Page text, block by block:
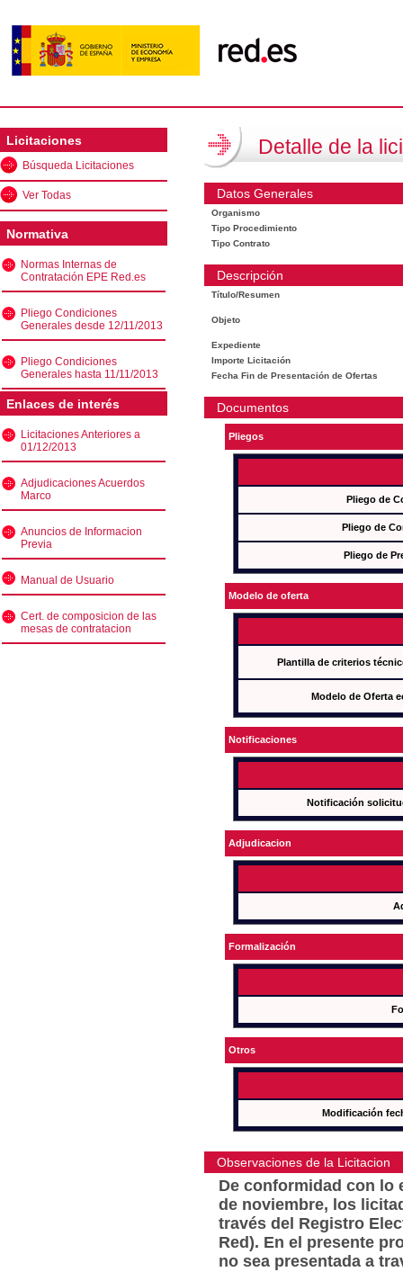
Licitaciones
Búsqueda Licitaciones
Ver Todas
Normativa
Normas Internas de
Contratación EPE Red.es
Pliego Condiciones
Generales desde 12/11/2013
Pliego Condiciones
Generales hasta 11/11/2013
Enlaces de interés
Licitaciones Anteriores a
01/12/2013
Adjudicaciones Acuerdos
Marco
Anuncios de Informacion
Previa
Manual de Usuario
Cert. de composicion de las
mesas de contratacion
Detalle de la
Datos Generales
Organismo
Tipo Procedimiento
Tipo Contrato
Descripción
Título/Resumen
Objeto
Expediente
Importe Licitación
Fecha Fin de Presentación de Ofertas
Documentos
Pliegos
Pliego de
Pliego de
Pliego de
Modelo de oferta
Plantilla de criterios
Modelo de Oferta
Notificaciones
Notificación
Adjudicacion
Formalización
Otros
Modificación
Observaciones de la Licitacion
De conformidad con lo
de noviembre, los
través del Registro
Red). En el presente
no sea presentada a